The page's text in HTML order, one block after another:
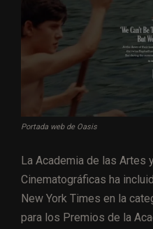
Portada web de Oasis
La Academia de las Artes
Cinematográficas ha
New York Times en la
para los Premios de la